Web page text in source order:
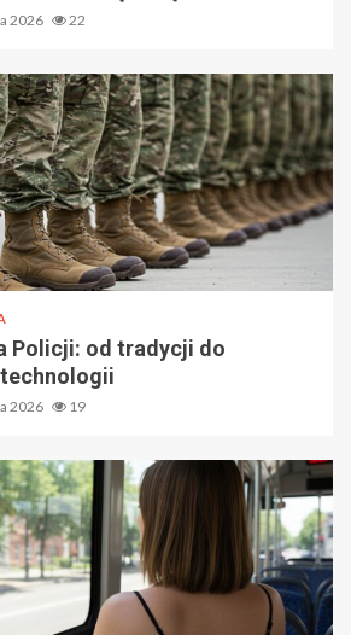
2026 22
Policji: od tradycji do
2026 19